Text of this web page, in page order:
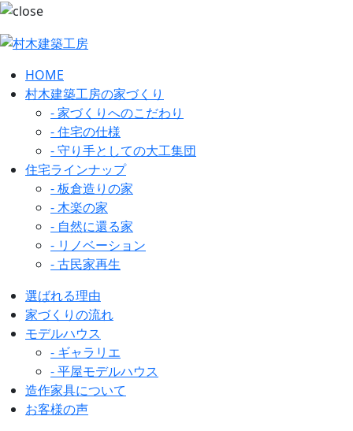
HOME
村木建築工房の家づくり
- 家づくりへのこだわり
- 住宅の仕様
- 守り手としての大工集団
住宅ラインナップ
- 板倉造りの家
- 木楽の家
- 自然に還る家
- リノベーション
- 古民家再生
選ばれる理由
家づくりの流れ
モデルハウス
- ギャラリエ
- 平屋モデルハウス
造作家具について
お客様の声